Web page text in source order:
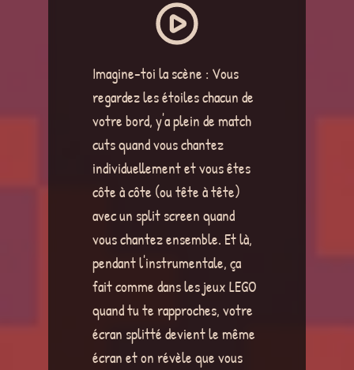
Imagine-toi la scène : Vous
regardez les étoiles chacun de
votre bord, y'a plein de match
cuts quand vous chantez
individuellement et vous êtes
côte à côte (ou tête à tête)
avec un split screen quand
vous chantez ensemble. Et là,
pendant l'instrumentale, ça
fait comme dans les jeux LEGO
quand tu te rapproches, votre
écran splitté devient le même
écran et on révèle que vous